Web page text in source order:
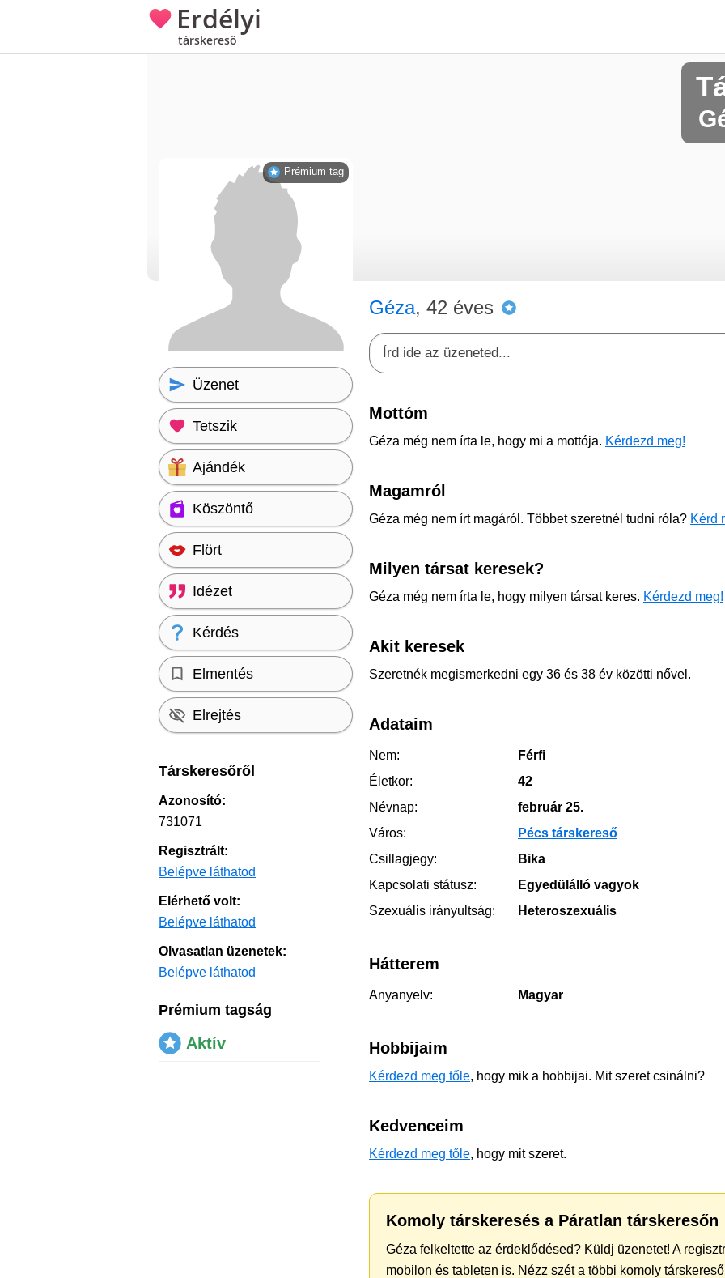
Erdélyi
társkereső
Géza, 42 éves
Mottóm
Géza még nem írta le, hogy mi a mottója. Kérdezd meg!
Magamról
Géza még nem írt magáról. Többet szeretnél tudni róla? Kérd
Milyen társat keresek?
Géza még nem írta le, hogy milyen társat keres. Kérdezd meg!
Akit keresek
Szeretnék megismerkedni egy 36 és 38 év közötti nővel.
Adataim
Nem:
Férfi
Életkor:
42
Névnap:
február 25.
Város:
Pécs társkereső
Csillagjegy:
Bika
Kapcsolati státusz:
Egyedülálló vagyok
Szexuális irányultság:
Heteroszexuális
Hátterem
Anyanyelv: Magyar
Hobbijaim
Kérdezd meg tőle, hogy mik a hobbijai. Mit szeret csinálni?
Kedvenceim
Kérdezd meg tőle, hogy mit szeret.
Komoly társkeresés a Páratlan társkeresőn
Géza felkeltette az érdeklődésed? Küldj üzenetet! A
mobilon és tableten is. Nézz szét a többi komoly
Prémium tag
Üzenet
Tetszik
Ajándék
Köszöntő
Flört
Idézet
Kérdés
Elmentés
Elrejtés
Társkeresőről
Azonosító:
731071
Regisztrált:
Belépve láthatod
Elérhető volt:
Belépve láthatod
Olvasatlan üzenetek:
Belépve láthatod
Prémium tagság
Aktív